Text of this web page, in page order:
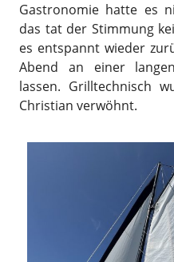
Gastronomie hatte es
das tat der Stimmung
es entspannt wieder
Abend an einer
lassen. Grilltechnisch
Christian verwöhnt.